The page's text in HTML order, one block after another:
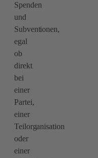
Spenden
und
Subventionen,
egal
ob
direkt
bei
einer
Partei,
einer
Teilorganisation
oder
einer